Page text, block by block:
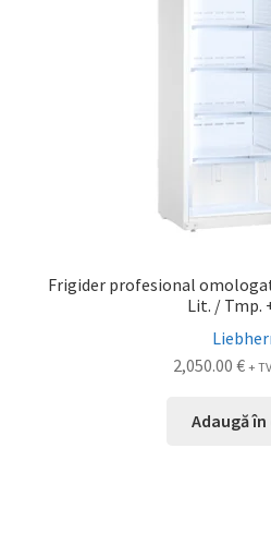
Frigider profesional
Lit. / Tmp.
2,050.00 € +
Adaugă în